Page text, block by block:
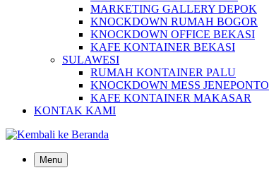
MARKETING GALLERY DEPOK
KNOCKDOWN RUMAH BOGOR
KNOCKDOWN OFFICE BEKASI
KAFE KONTAINER BEKASI
SULAWESI
RUMAH KONTAINER PALU
KNOCKDOWN MESS JENEPONTO
KAFE KONTAINER MAKASAR
KONTAK KAMI
Menu